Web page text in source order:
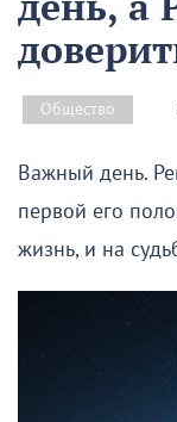
Общество
Важный день.
первой его
жизнь, и на